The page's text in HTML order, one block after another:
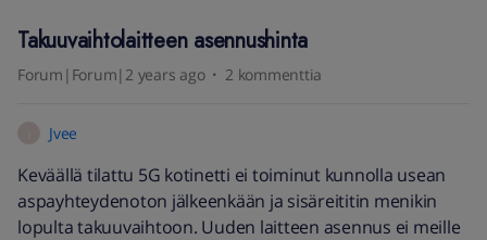
Takuuvaihtolaitteen asennushinta
Forum|Forum|2 years ago 2 kommenttia
Jvee
Keväällä tilattu 5G kotinetti ei toiminut kunnolla usean
aspayhteydenoton jälkeenkään ja sisäreititin menikin
lopulta takuuvaihtoon. Uuden laitteen asennus ei meille